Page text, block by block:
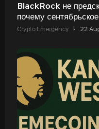
BlackRock не
почему
уже решённый
Crypto Emergency · 22